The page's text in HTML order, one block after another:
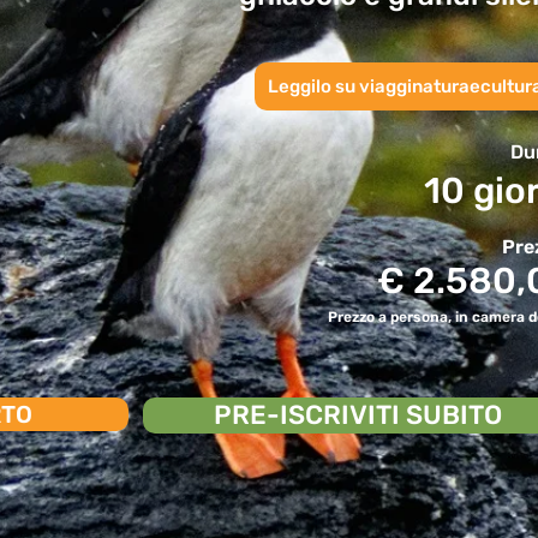
Leggilo su
10
€
Prezzo a persona, in camera
PRE-ISCRIVITI SUBITO